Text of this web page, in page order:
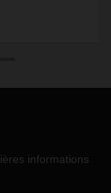
dans les
informations